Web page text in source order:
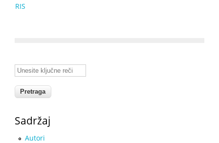
RIS
Unesite ključne reči
Sadržaj
Autori